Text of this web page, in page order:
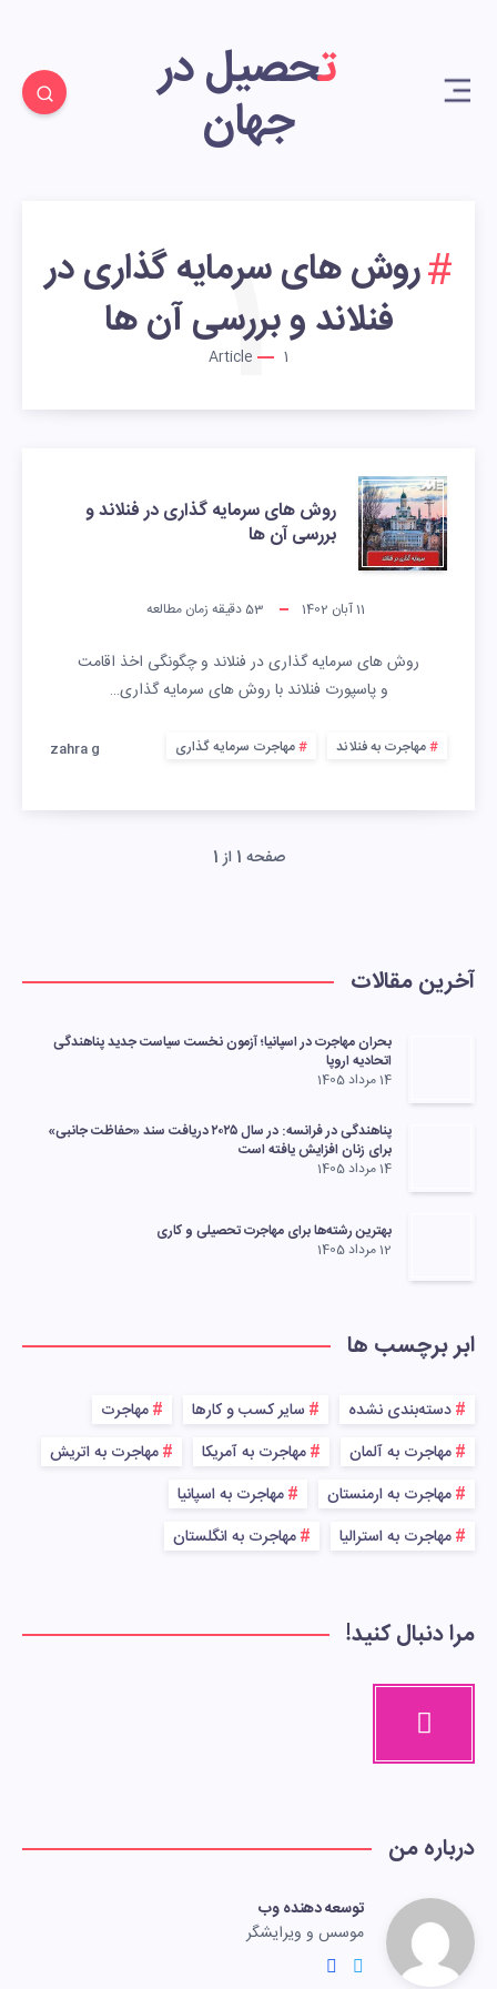
تحصیل در
جهان
روش های سرمایه گذاری در
فنلاند و بررسی آن ها
1
1
روش های سرمایه گذاری در فنلاند و
بررسی آن ها
11 آبان 1402 53 دقیقه زمان مطالعه
روش های سرمایه گذاری در فنلاند و چگونگی اخذ اقامت
و پاسپورت فنلاند با روش های سرمایه گذاری…
مهاجرت به فنلاند مهاجرت سرمایه گذاری zahra g
صفحه 1 از 1
آخرین مقالات
بحران مهاجرت در اسپانیا؛ آزمون نخست سیاست جدید پناهندگی
اتحادیه اروپا
14 مرداد 1405
پناهندگی در فرانسه: در سال ۲۰۲۵ دریافت سند «حفاظت جانبی»
برای زنان افزایش یافته است
14 مرداد 1405
بهترین رشته‌ها برای مهاجرت تحصیلی و کاری
12 مرداد 1405
ابر برچسب ها
دسته‌بندی نشده سایر کسب و کارها
مهاجرت
مهاجرت به آلمان
مهاجرت به آمریکا
مهاجرت به اتریش
مهاجرت به ارمنستان
مهاجرت به اسپانیا
مهاجرت به استرالیا
مهاجرت به انگلستان
مرا دنبال کنید!
درباره من
توسعه دهنده وب
موسس و ویرایشگر